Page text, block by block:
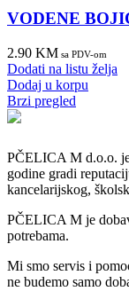
VODENE
2.90 KM sa PDV-om
Dodati na listu želja
Dodaj u korpu
Brzi pregled
PČELICA M d.o.o.
godine gradi
kancelarijskog,
PČELICA M je
potrebama.
Mi smo servis i
ne budemo samo